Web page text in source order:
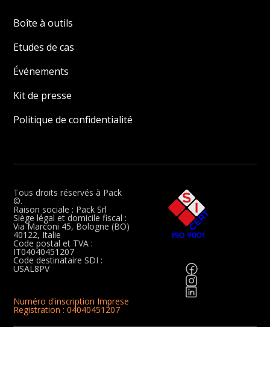
Boîte à outils
Etudes de cas
Événements
Kit de presse
Politique de confidentialité
Tous droits réservés à Pack
©.
Raison sociale : Pack Srl
Siège légal et domicile fiscal :
Via Marconi 45, Bologne (BO)
40122, Italie
Code postal et TVA :
IT04040451207
Code destinataire SDI :
USAL8PV
Numéro d'inscription Imprese
Registration : 04040451207